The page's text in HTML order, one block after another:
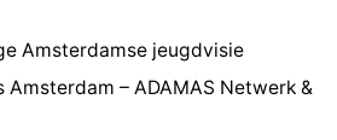
Amsterdamse jeugdvisie
Amsterdam – ADAMAS Netwerk &